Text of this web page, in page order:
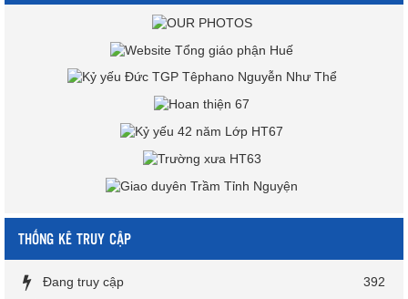
THỐNG KÊ TRUY CẬP
Đang truy cập
392